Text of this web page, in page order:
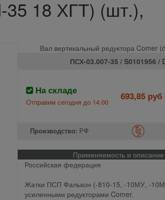
35 18 ХГТ) (шт.),
Вал вертикальный редуктора Comer
ПСХ-03.007-35 / S0101956 /
На складе
Отправим сегодня до 14:00
693,85 руб
Производство: РФ
Применяемость и описание
Российская федерация
Жатки ПСП Фалькон (-810-15, -10МУ, -
усиленными редукторами Comer.